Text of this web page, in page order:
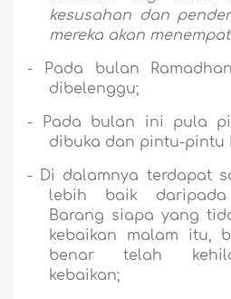
kesusahan dan
mereka akan
-
Pada bulan
dibelenggu;
-
Pada bulan ini pula
dibuka dan pintu-pintu
-
Di dalamnya terdapat
lebih baik
Barang siapa yang
kebaikan malam itu,
benar telah
kebaikan;